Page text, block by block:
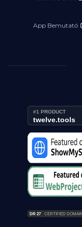
App Bemutató